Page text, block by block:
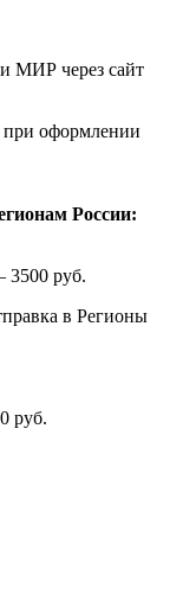
МИР через сайт
при оформлении
России:
руб.
в Регионы
руб.